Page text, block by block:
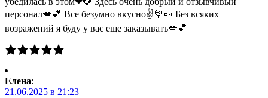
персонал💋💕 Все безумно вкусно✌🍭🍬 Без всяких
возражений я буду у вас еще заказывать💋💕
Елена:
21.06.2025 в 21:23